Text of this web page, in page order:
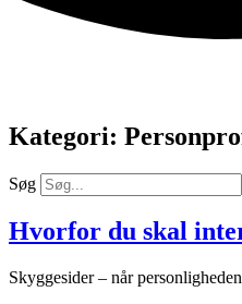
Kategori:
Søg
Hvorfor du skal
Skyggesider – når